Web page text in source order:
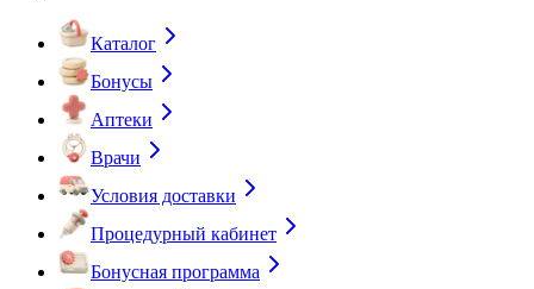
Каталог
Бонусы
Аптеки
Врачи
Условия доставки
Процедурный кабинет
Бонусная программа